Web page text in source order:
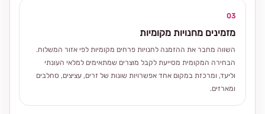
03
מזמינים מחנויות מקומיות
השווה מחבר את ההזמנה לחנויות פרחים מקומיות לפי אזור המשלוח.
הבחירה המקומית מסייעת לקבל מוצרים שמתאימים למלאי העונתי
וליעד, ומרכזת במקום אחד אפשרויות שונות של זרים, עציצים, סחלבים
ומארזים.